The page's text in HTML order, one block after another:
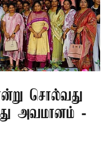
சொல்வது
அவமானம் -